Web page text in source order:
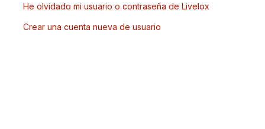
He olvidado mi usuario o contraseña de Livelox
Crear una cuenta nueva de usuario